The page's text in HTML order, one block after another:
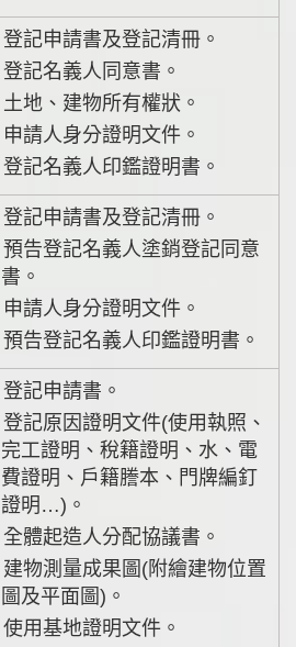
1. 登記申請書及登記清冊。
2. 登記名義人同意書。
3. 土地、建物所有權狀。
4. 申請人身分證明文件。
5. 登記名義人印鑑證明書。
1. 登記申請書及登記清冊。
書。
3. 申請人身分證明文件。
4. 預告登記名義人印鑑證明書。
1. 登記申請書。
完工證明、稅籍證明、水、電
費證明、戶籍謄本、門牌編釘
證明…)。
3. 全體起造人分配協議書。
圖及平面圖)。
5. 使用基地證明文件。